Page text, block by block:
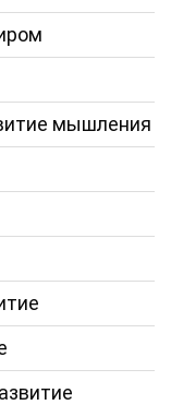
мышления